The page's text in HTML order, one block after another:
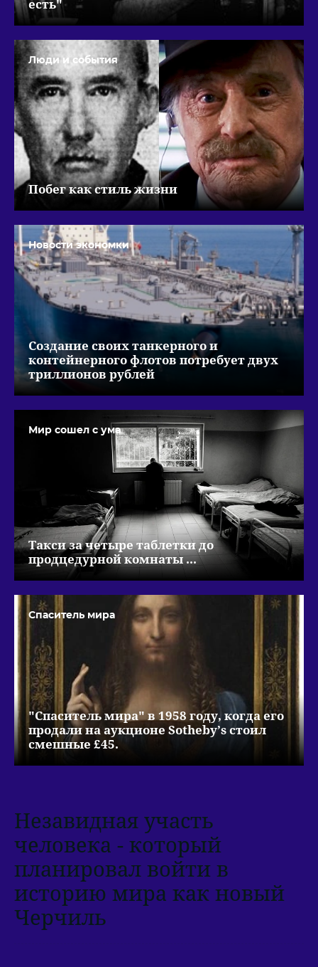
есть"
Люди и события
Побег как стиль жизни
Новости экономки
Создание своих танкерного и
контейнерного флотов потребует двух
триллионов рублей
Мир сошел с ума
Такси за четыре таблетки до
продцедурной комнаты ...
Спаситель мира
"Спаситель мира" в 1958 году, когда его
продали на аукционе Sotheby’s стоил
смешные £45.
Незавидная участь
человека - который
планировал войти в
историю мира как новый
Черчиль